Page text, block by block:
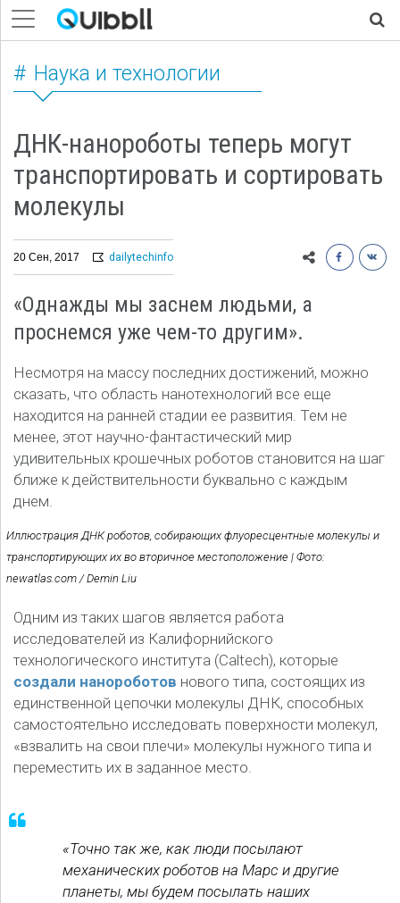
Наука и технологии
ДНК-нанороботы теперь могут
транспортировать и сортировать
молекулы
20 Сен, 2017 dailytechinfo
«Однажды мы заснем людьми, а
проснемся уже чем-то другим».
Несмотря на массу последних достижений, можно
сказать, что область нанотехнологий все еще
находится на ранней стадии ее развития. Тем не
менее, этот научно-фантастический мир
удивительных крошечных роботов становится на шаг
ближе к действительности буквально с каждым
днем.
Иллюстрация ДНК роботов, собирающих флуоресцентные молекулы и
транспортирующих их во вторичное местоположение | Фото:
newatlas.com / Demin Liu
Одним из таких шагов является работа
исследователей из Калифорнийского
технологического института (Caltech), которые
создали нанороботов нового типа, состоящих из
единственной цепочки молекулы ДНК, способных
самостоятельно исследовать поверхности молекул,
«взвалить на свои плечи» молекулы нужного типа и
переместить их в заданное место.
«Точно так же, как люди посылают
механических роботов на Марс и другие
планеты, мы будем посылать наших